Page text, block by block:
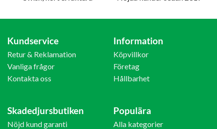
Kundservice
Retur & Reklamation
Vanliga frågor
Kontakta oss
Information
Köpvillkor
Företag
Hållbarhet
Skadedjursbutiken
Nöjd kund garanti
Populära
Alla kategorier